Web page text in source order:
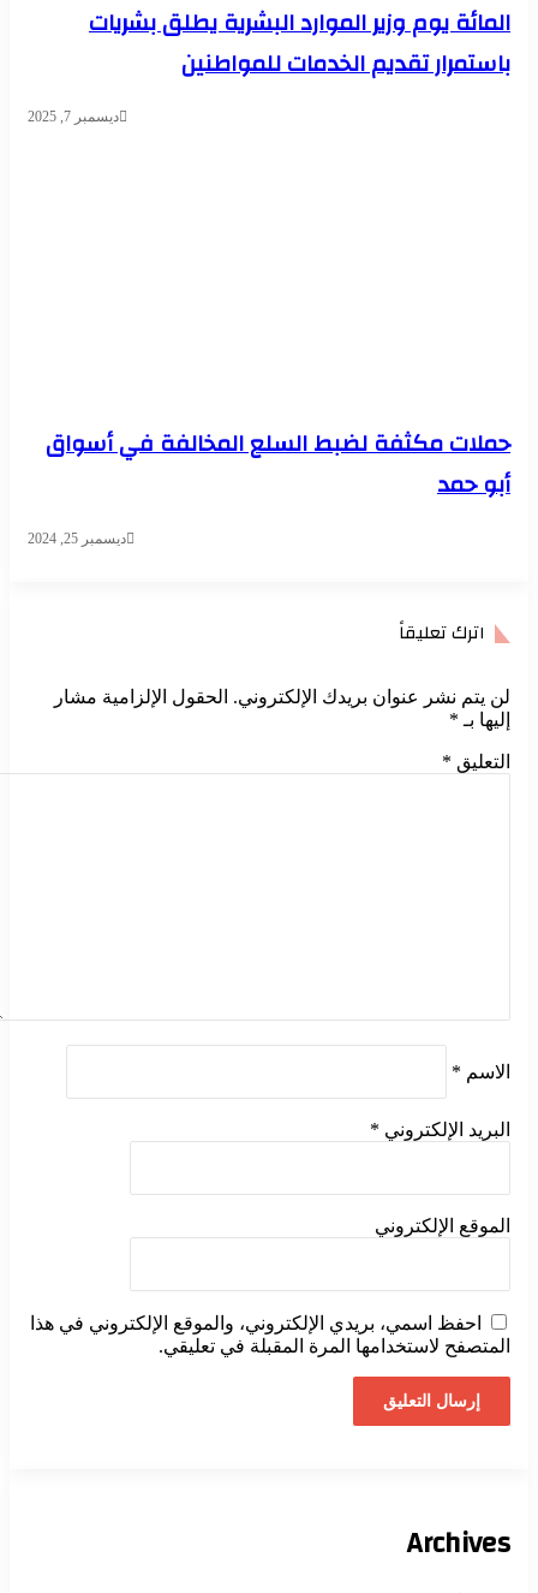
المائة يوم وزير الموارد البشرية يطلق بشريات
باستمرار تقديم الخدمات للمواطنين
ديسمبر 7, 2025
حملات مكثفة لضبط السلع المخالفة في أسواق
أبو حمد
ديسمبر 25, 2024
اترك تعليقاً
لن يتم نشر عنوان بريدك الإلكتروني.
الحقول الإلزامية مشار
إليها بـ *
التعليق *
الاسم *
البريد الإلكتروني *
الموقع الإلكتروني
احفظ اسمي، بريدي الإلكتروني، والموقع الإلكتروني في هذا
المتصفح لاستخدامها المرة المقبلة في تعليقي.
Archives